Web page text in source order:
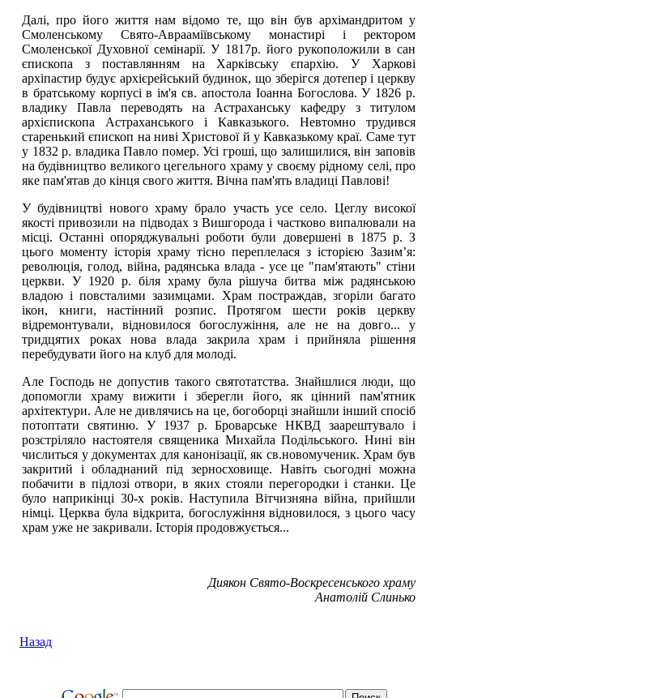
Далі, про його життя нам відомо те, що він був архімандритом у
Смоленському Свято-Аврааміївському монастирі і ректором
Смоленської Духовної семінарії. У 1817р. його рукоположили в сан
єпископа з поставлянням на Харківську єпархію. У Харкові
архіпастир будує архієрейський будинок, що зберігся дотепер і церкву
в братському корпусі в ім'я св. апостола Іоанна Богослова. У 1826 р.
владику Павла переводять на Астраханську кафедру з титулом
архієпископа Астраханського і Кавказького. Невтомно трудився
старенький єпископ на ниві Христової й у Кавказькому краї. Саме тут
у 1832 р. владика Павло помер. Усі гроші, що залишилися, він заповів
на будівництво великого цегельного храму у своєму рідному селі, про
яке пам'ятав до кінця свого життя. Вічна пам'ять владиці Павлові!
У будівництві нового храму брало участь усе село. Цеглу високої
якості привозили на підводах з Вишгорода і частково випалювали на
місці. Останні опоряджувальні роботи були довершені в 1875 р. З
цього моменту історія храму тісно переплелася з історією Зазим’я:
революція, голод, війна, радянська влада - усе це "пам'ятають" стіни
церкви. У 1920 р. біля храму була рішуча битва між радянською
владою і повсталими зазимцами. Храм постраждав, згоріли багато
ікон, книги, настінний розпис. Протягом шести років церкву
відремонтували, відновилося богослужіння, але не на довго... у
тридцятих роках нова влада закрила храм і прийняла рішення
перебудувати його на клуб для молоді.
Але Господь не допустив такого святотатства. Знайшлися люди, що
допомогли храму вижити і зберегли його, як цінний пам'ятник
архітектури. Але не дивлячись на це, богоборці знайшли інший спосіб
потоптати святиню. У 1937 р. Броварське НКВД заарештувало і
розстріляло настоятеля священика Михайла Подільського. Нині він
числиться у документах для канонізації, як св.новомученик. Храм був
закритий і обладнаний під зерносховище. Навіть сьогодні можна
побачити в підлозі отвори, в яких стояли перегородки і станки. Це
було наприкінці 30-х років. Наступила Вітчизняна війна, прийшли
німці. Церква була відкрита, богослужіння відновилося, з цього часу
храм уже не закривали. Історія продовжується...
Диякон Свято-Воскресенського храму
Анатолій Слинько
Назад